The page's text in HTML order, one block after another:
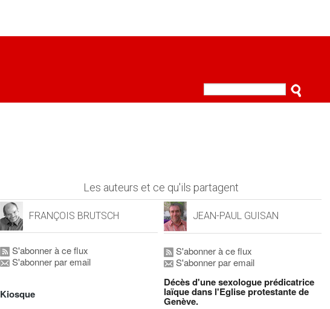
Les auteurs et ce qu'ils partagent
FRANÇOIS BRUTSCH
S'abonner à ce flux
S'abonner par email
Kiosque
JEAN-PAUL GUISAN
S'abonner à ce flux
S'abonner par email
Décès d'une sexologue prédicatrice
laïque dans l'Eglise protestante de
Genève.